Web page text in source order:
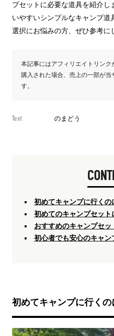
プセットに必要な道具を紹介
いやすいシンプルなキャンプ
選択にお悩みの方、ぜひ参考に
本記事にはアフィリエイトリン
購入された場合、売上の一部が当
す。
Text のまどう
初めてキャンプに行くの
初めてのキャンプセット
おすすめのキャンプセッ
初心者でも安心のキャン
初めてキャンプに行くの